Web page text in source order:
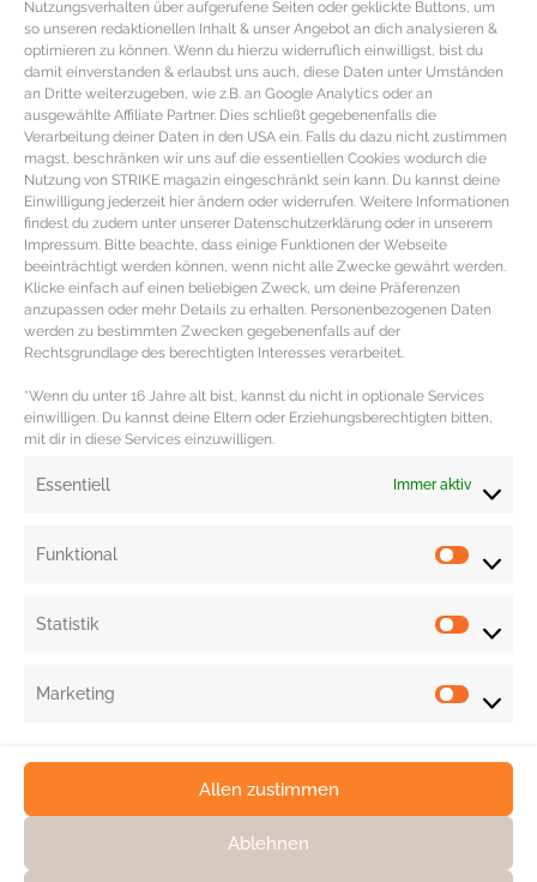
Nutzungsverhalten über aufgerufene Seiten oder geklickte Buttons, um
so unseren redaktionellen Inhalt & unser Angebot an dich analysieren &
optimieren zu können. Wenn du hierzu widerruflich einwilligst, bist du
damit einverstanden & erlaubst uns auch, diese Daten unter Umständen
an Dritte weiterzugeben, wie z.B. an Google Analytics oder an
ausgewählte Affiliate Partner. Dies schließt gegebenenfalls die
Verarbeitung deiner Daten in den USA ein. Falls du dazu nicht zustimmen
magst, beschränken wir uns auf die essentiellen Cookies wodurch die
Nutzung von STRIKE magazin eingeschränkt sein kann. Du kannst deine
Einwilligung jederzeit hier ändern oder widerrufen. Weitere Informationen
findest du zudem unter unserer Datenschutzerklärung oder in unserem
Impressum. Bitte beachte, dass einige Funktionen der Webseite
beeinträchtigt werden können, wenn nicht alle Zwecke gewährt werden.
Klicke einfach auf einen beliebigen Zweck, um deine Präferenzen
anzupassen oder mehr Details zu erhalten. Personenbezogenen Daten
werden zu bestimmten Zwecken gegebenenfalls auf der
Rechtsgrundlage des berechtigten Interesses verarbeitet.
*Wenn du unter 16 Jahre alt bist, kannst du nicht in optionale Services
einwilligen. Du kannst deine Eltern oder Erziehungsberechtigten bitten,
mit dir in diese Services einzuwilligen.
Essentiell Immer aktiv
Funktional
Statistik
Marketing
Allen zustimmen
Ablehnen
und bei 180° circa 40 Minuten garen. Nach halber Garzeit die Petersilie
darüber geben und die Hähnchenkeulen wenden.
Das provenzalische Coq au Vin Rezept ergibt circa vier Portionen und ist
perfekt für Gäste oder Büffett. Das Coq au Vin Rezept ist typisch französisch,
kalorienarm und geeignet für die Clean Eating oder Low Carb Ernährung.
Redaktion: Nina Ilnseher | Fotocredit: Shutterstock